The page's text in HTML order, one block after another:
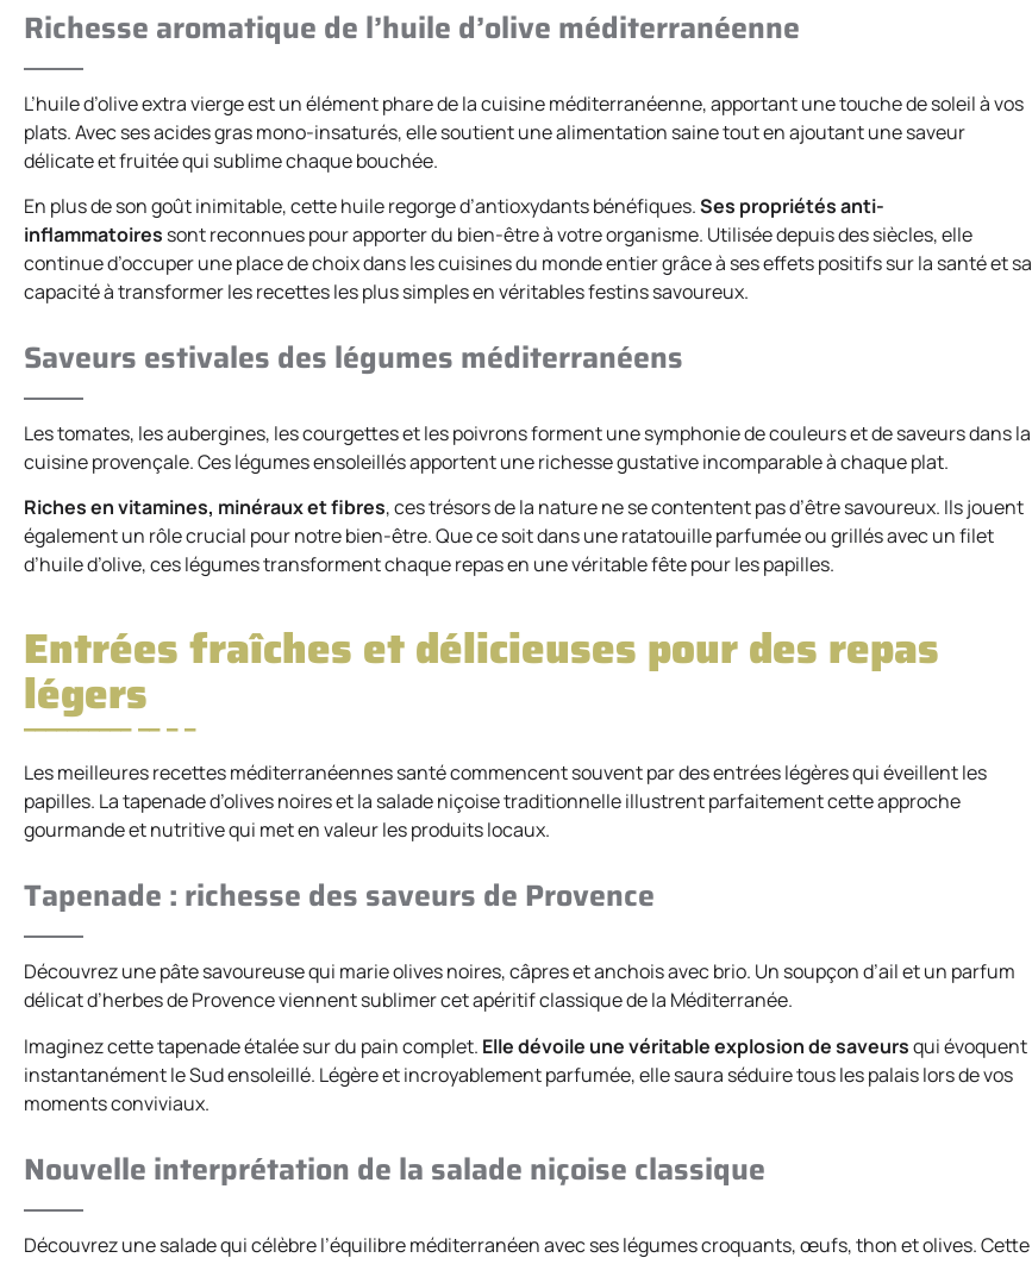
Richesse aromatique de l’huile d’olive méditerranéenne
L’huile d’olive extra vierge est un élément phare de la cuisine méditerranéenne, apportant une touche de soleil à vos
plats. Avec ses acides gras mono-insaturés, elle soutient une alimentation saine tout en ajoutant une saveur
délicate et fruitée qui sublime chaque bouchée.
En plus de son goût inimitable, cette huile regorge d’antioxydants bénéfiques.Ses propriétés anti-
inflammatoires sont reconnues pour apporter du bien-être à votre organisme. Utilisée depuis des siècles, elle
continue d’occuper une place de choix dans les cuisines du monde entier grâce à ses effets positifs sur la santé et sa
capacité à transformer les recettes les plus simples en véritables festins savoureux.
Saveurs estivales des légumes méditerranéens
Les tomates, les aubergines, les courgettes et les poivrons forment une symphonie de couleurs et de saveurs dans la
cuisine provençale. Ces légumes ensoleillés apportent une richesse gustative incomparable à chaque plat.
Riches en vitamines, minéraux et fibres, ces trésors de la nature ne se contentent pas d’être savoureux. Ils jouent
également un rôle crucial pour notre bien-être. Que ce soit dans une ratatouille parfumée ou grillés avec un filet
d’huile d’olive, ces légumes transforment chaque repas en une véritable fête pour les papilles.
Entrées fraîches et délicieuses pour des repas
légers
Les meilleures recettes méditerranéennes santé commencent souvent par des entrées légères qui éveillent les
papilles. La tapenade d’olives noires et la salade niçoise traditionnelle illustrent parfaitement cette approche
gourmande et nutritive qui met en valeur les produits locaux.
Tapenade : richesse des saveurs de Provence
Découvrez une pâte savoureuse qui marie olives noires, câpres et anchois avec brio. Un soupçon d’ail et un parfum
délicat d’herbes de Provence viennent sublimer cet apéritif classique de la Méditerranée.
Imaginez cette tapenade étalée sur du pain complet. Elle dévoile une véritable explosion de saveursqui évoquent
instantanément le Sud ensoleillé. Légère et incroyablement parfumée, elle saura séduire tous les palais lors de vos
moments conviviaux.
Nouvelle interprétation de la salade niçoise classique
Découvrez une salade qui célèbre l’équilibre méditerranéen avec ses légumes croquants, œufs, thon et olives. Cette